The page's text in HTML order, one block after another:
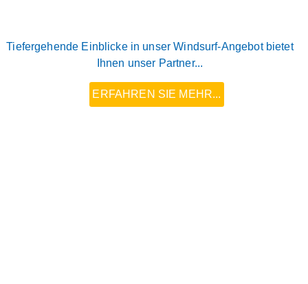
Tiefergehende Einblicke in unser Windsurf-Angebot bietet
Ihnen unser Partner...
ERFAHREN SIE MEHR...